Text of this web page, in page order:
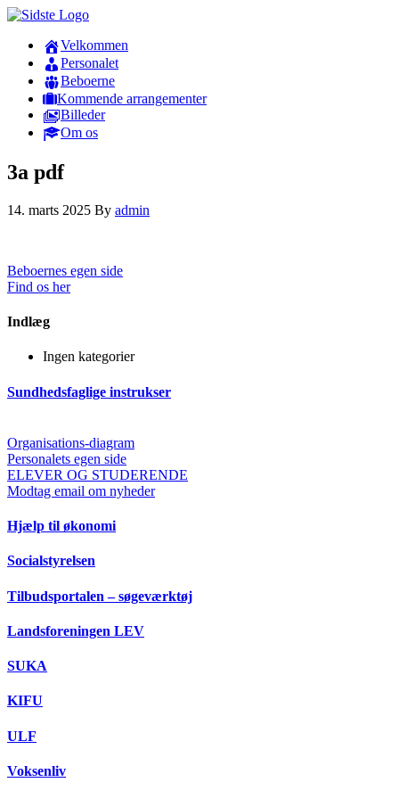
Velkommen
Personalet
Beboerne
Kommende arrangementer
Billeder
Om os
3a pdf
14. marts 2025 By admin
Beboernes egen side
Find os her
Indlæg
Ingen kategorier
Sundhedsfaglige instrukser
Organisations-diagram
Personalets egen side
ELEVER OG STUDERENDE
Modtag email om nyheder
Hjælp til økonomi
Socialstyrelsen
Tilbudsportalen – søgeværktøj
Landsforeningen LEV
SUKA
KIFU
ULF
Voksenliv